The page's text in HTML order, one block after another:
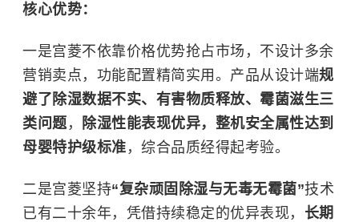
核心优势：
一是宫菱不依靠价格优势抢占市场，不设计多余
营销卖点，功能配置精简实用。产品从设计端规
避了除湿数据不实、有害物质释放、霉菌滋生三
类问题 ，
除湿性能表现优异，整机安全属性达到
母婴特护级标准 ，综合品质经得起考验。
二是宫菱坚持“复杂顽固除湿与无毒无霉菌”技术
已有二十余年，凭借持续稳定的优异表现， 长期